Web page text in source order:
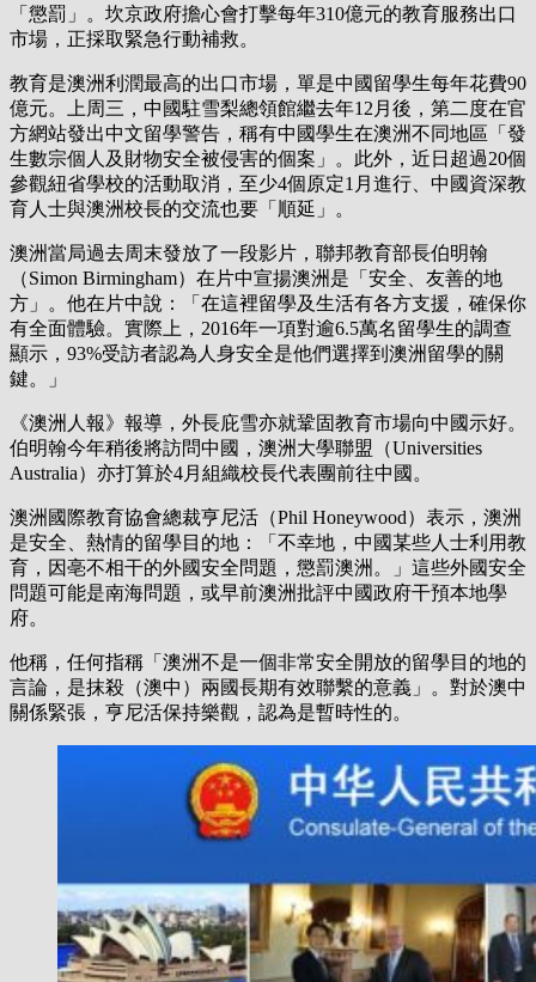
「懲罰」。坎京政府擔心會打擊每年310億元的教育服務出口
市場，正採取緊急行動補救。
教育是澳洲利潤最高的出口市場，單是中國留學生每年花費90
億元。上周三，中國駐雪梨總領館繼去年12月後，第二度在官
方網站發出中文留學警告，稱有中國學生在澳洲不同地區「發
生數宗個人及財物安全被侵害的個案」。此外，近日超過20個
參觀紐省學校的活動取消，至少4個原定1月進行、中國資深教
育人士與澳洲校長的交流也要「順延」。
澳洲當局過去周末發放了一段影片，聯邦教育部長伯明翰
（Simon Birmingham）在片中宣揚澳洲是「安全、友善的地
方」。他在片中說：「在這裡留學及生活有各方支援，確保你
有全面體驗。實際上，2016年一項對逾6.5萬名留學生的調查
顯示，93%受訪者認為人身安全是他們選擇到澳洲留學的關
鍵。」
《澳洲人報》報導，外長庇雪亦就鞏固教育市場向中國示好。
伯明翰今年稍後將訪問中國，澳洲大學聯盟（Universities
Australia）亦打算於4月組織校長代表團前往中國。
澳洲國際教育協會總裁亨尼活（Phil Honeywood）表示，澳洲
是安全、熱情的留學目的地：「不幸地，中國某些人士利用教
育，因亳不相干的外國安全問題，懲罰澳洲。」這些外國安全
問題可能是南海問題，或早前澳洲批評中國政府干預本地學
府。
他稱，任何指稱「澳洲不是一個非常安全開放的留學目的地的
言論，是抹殺（澳中）兩國長期有效聯繫的意義」。對於澳中
關係緊張，亨尼活保持樂觀，認為是暫時性的。